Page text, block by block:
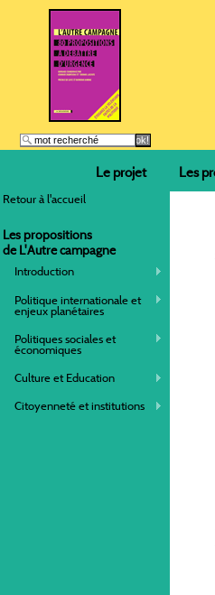
Le projet Les
Retour à l'accueil
Les propositions
de L'Autre campagne
Introduction
Politique internationale et
enjeux planétaires
Politiques sociales et
économiques
Culture et Education
Citoyenneté et institutions